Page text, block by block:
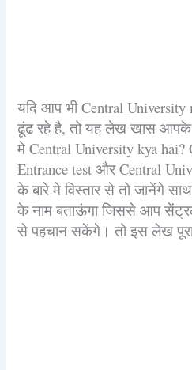
यदि आप भी Central University
ढूंढ रहे है, तो यह लेख खास
मे Central University kya hai?
Entrance test और Central
के बारे मे विस्तार से तो जानेंगे
के नाम बताऊंगा जिससे आप
से पहचान सकेंगे। तो इस लेख